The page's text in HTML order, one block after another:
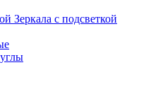
Зеркала с подсветкой